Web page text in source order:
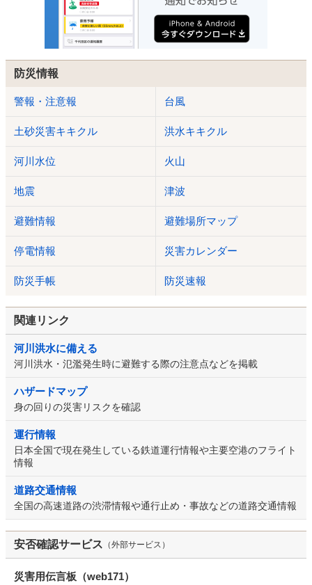
防災情報
警報・注意報 台風
土砂災害キキクル 洪水キキクル
河川水位 火山
地震 津波
避難情報 避難場所マップ
停電情報 災害カレンダー
防災手帳 防災速報
関連リンク
河川洪水に備える
河川洪水・氾濫発生時に避難する際の注意点などを掲載
ハザードマップ
身の回りの災害リスクを確認
運行情報
日本全国で現在発生している鉄道運行情報や主要空港のフライト
情報
道路交通情報
全国の高速道路の渋滞情報や通行止め・事故などの道路交通情報
安否確認サービス （外部サービス）
災害用伝言板（web171）